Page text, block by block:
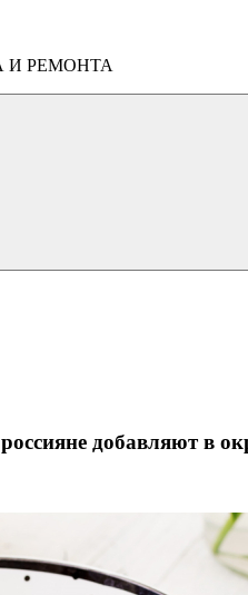
И РЕМОНТА
добавляют в